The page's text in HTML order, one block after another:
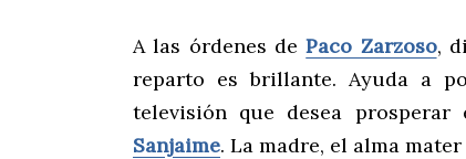
A las órdenes dePaco Zarzoso,
reparto es brillante. Ayuda a
televisión que desea
Sanjaime. La madre, el alma